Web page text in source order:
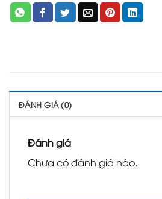
ĐÁNH GIÁ (0)
Đánh giá
Chưa có đánh giá nào.